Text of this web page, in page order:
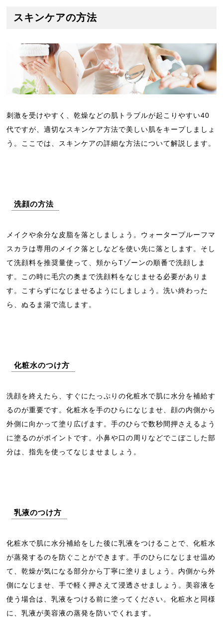
スキンケアの方法
刺激を受けやすく、乾燥などの肌トラブルが起こりやすい40
代ですが、適切なスキンケア方法で美しい肌をキープしましょ
う。ここでは、スキンケアの詳細な方法について解説します。
洗顔の方法
メイクや余分な皮脂を落としましょう。ウォータープルーフマ
スカラは専用のメイク落としなどを使い先に落とします。そし
て洗顔料を推奨量使って、頬からTゾーンの順番で洗顔しま
す。この時に毛穴の奥まで洗顔料をなじませる必要がありま
す。こすらずになじませるようにしましょう。洗い終わった
ら、ぬるま湯で流します。
化粧水のつけ方
洗顔を終えたら、すぐにたっぷりの化粧水で肌に水分を補給す
るのが重要です。化粧水を手のひらになじませ、顔の内側から
外側に向かって塗り広げます。手のひらで数秒間押さえるよう
に塗るのがポイントです。小鼻や口の周りなどでこぼこした部
分は、指先を使ってなじませましょう。
乳液のつけ方
化粧水で肌に水分補給をした後に乳液をつけることで、化粧水
が蒸発するのを防ぐことができます。手のひらになじませ温め
て、乾燥が気になる部分から丁寧に塗りましょう。内側から外
側になじませ、手で軽く押さえて浸透させましょう。美容液を
使う場合は、乳液をつける前に塗ってください。化粧水と同様
に、乳液が美容液の蒸発を防いでくれます。